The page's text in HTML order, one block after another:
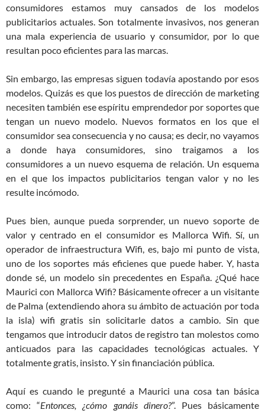
consumidores estamos muy cansados de los modelos
publicitarios actuales. Son totalmente invasivos, nos generan
una mala experiencia de usuario y consumidor, por lo que
resultan poco eficientes para las marcas.
Sin embargo, las empresas siguen todavía apostando por esos
modelos. Quizás es que los puestos de dirección de marketing
necesiten también ese espíritu emprendedor por soportes que
tengan un nuevo modelo. Nuevos formatos en los que el
consumidor sea consecuencia y no causa; es decir, no vayamos
a donde haya consumidores, sino traigamos a los
consumidores a un nuevo esquema de relación. Un esquema
en el que los impactos publicitarios tengan valor y no les
resulte incómodo.
Pues bien, aunque pueda sorprender, un nuevo soporte de
valor y centrado en el consumidor es Mallorca Wifi. Sí, un
operador de infraestructura Wifi, es, bajo mi punto de vista,
uno de los soportes más eficienes que puede haber. Y, hasta
donde sé, un modelo sin precedentes en España. ¿Qué hace
Maurici con Mallorca Wifi? Básicamente ofrecer a un visitante
de Palma (extendiendo ahora su ámbito de actuación por toda
la isla) wifi gratis sin solicitarle datos a cambio. Sin que
tengamos que introducir datos de registro tan molestos como
anticuados para las capacidades tecnológicas actuales. Y
totalmente gratis, insisto. Y sin financiación pública.
Aquí es cuando le pregunté a Maurici una cosa tan básica
como: “Entonces, ¿cómo ganáis dinero?”. Pues básicamente